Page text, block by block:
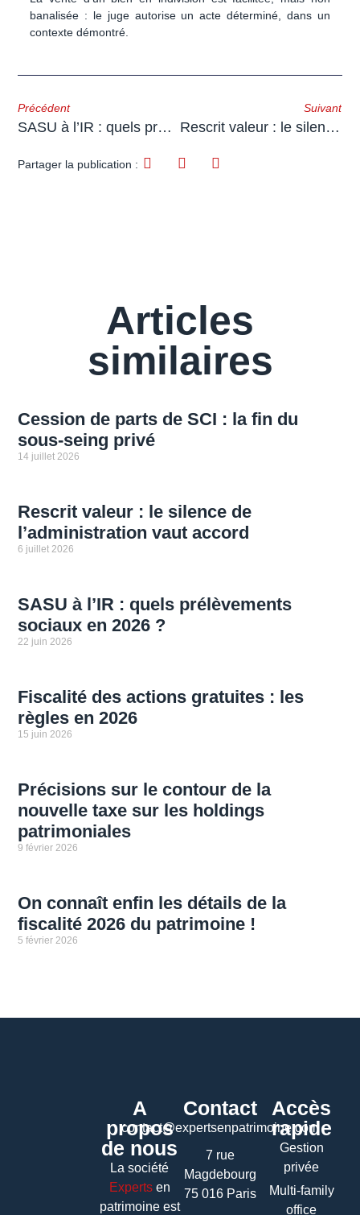
banalisée : le juge autorise un acte déterminé, dans un
contexte démontré.
Précédent
SASU à l’IR : quels prélèvements sociaux en 2026 ?
Suivant
Rescrit valeur : le silence de l’administration vaut accord
Partager la publication :
Articles
similaires
Cession de parts de SCI : la fin du
sous-seing privé
14 juillet 2026
Rescrit valeur : le silence de
l’administration vaut accord
6 juillet 2026
SASU à l’IR : quels prélèvements
sociaux en 2026 ?
22 juin 2026
Fiscalité des actions gratuites : les
règles en 2026
15 juin 2026
Précisions sur le contour de la
nouvelle taxe sur les holdings
patrimoniales
9 février 2026
On connaît enfin les détails de la
fiscalité 2026 du patrimoine !
5 février 2026
A
propos
de nous
La société
Expertsen
patrimoine est
Contact
contact@expertsenpatrimoine.com
7 rue
Magdebourg
75 016 Paris
Accès
rapide
Gestion
privée
Multi-family
office